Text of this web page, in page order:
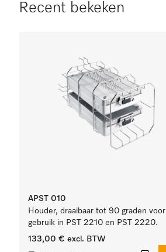
Recent bekeken
APST 010
Houder, draaibaar tot 90 graden voor
gebruik in PST 2210 en PST 2220.
133,00 € excl. BTW